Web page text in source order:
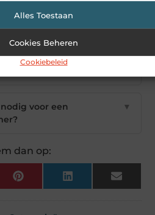
Alles Toestaan
Cookies Beheren
Cookiebeleid
duurzamer
▼
voor een
▼
dan op:
Pinterest LinkedIn Email